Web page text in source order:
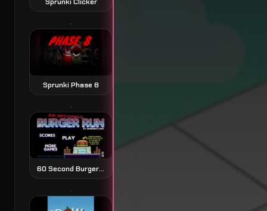
Sprunki Phase 8
60 Second Burger Run 60 秒汉堡跑酷